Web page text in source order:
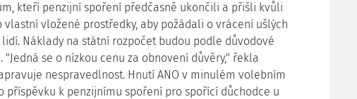
kteří penzijní spoření předčasně ukončili a přišli kvůli
vložené prostředky, aby požádali o vrácení ušlých
lidí. Náklady na státní rozpočet budou podle důvodové
se o nízkou cenu za obnovení důvěry," řekla
nespravedlnost. Hnutí ANO v minulém volebním
příspěvku k penzijnímu spoření pro spořící důchodce u